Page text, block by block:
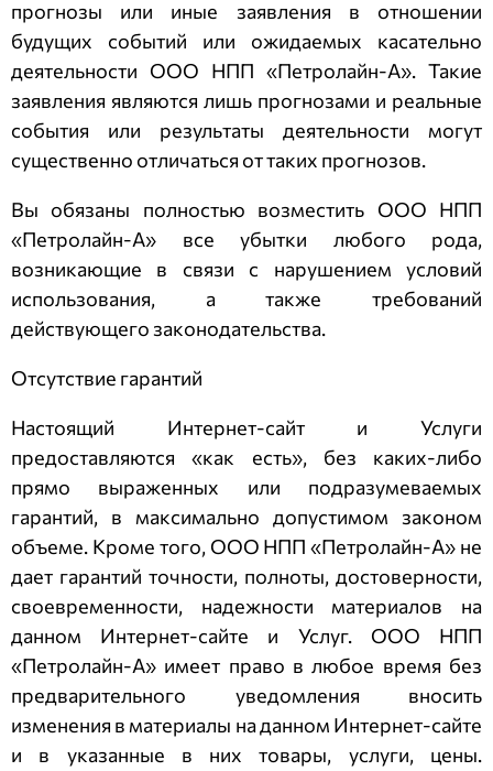
прогнозы или иные заявления в отношении
будущих событий или ожидаемых касательно
деятельности ООО НПП «Петролайн-А». Такие
заявления являются лишь прогнозами и реальные
события или результаты деятельности могут
существенно отличаться от таких прогнозов.
Вы обязаны полностью возместить ООО НПП
«Петролайн-А» все убытки любого рода,
возникающие в связи с нарушением условий
использования, а также требований
действующего законодательства.
Отсутствие гарантий
Настоящий Интернет-сайт и Услуги
предоставляются «как есть», без каких-либо
прямо выраженных или подразумеваемых
гарантий, в максимально допустимом законом
объеме. Кроме того, ООО НПП «Петролайн-А» не
дает гарантий точности, полноты, достоверности,
своевременности, надежности материалов на
данном Интернет-сайте и Услуг. ООО НПП
«Петролайн-А» имеет право в любое время без
предварительного уведомления вносить
изменения в материалы на данном Интернет-сайте
и в указанные в них товары, услуги, цены.